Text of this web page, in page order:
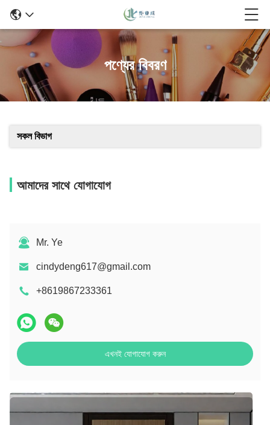
পণ্যের বিবরণ
সকল বিভাগ
আমাদের সাথে যোগাযোগ
Mr. Ye
cindydeng617@gmail.com
+8619867233361
এখনই যোগাযোগ করুন